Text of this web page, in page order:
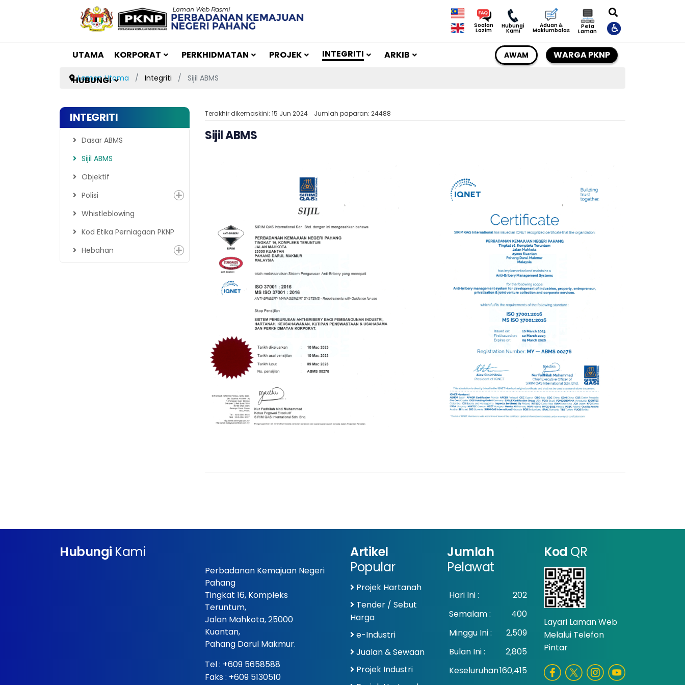
Soalan
Lazim
Hubungi
Kami
Aduan &
Maklumbalas
Peta
Laman
UTAMA KORPORAT PERKHIDMATAN PROJEK INTEGRITI ARKIB
HUBUNGI
AWAM WARGA PKNP
Laman Utama Integriti Sijil ABMS
INTEGRITI
Dasar ABMS
Sijil ABMS
Objektif
Polisi
Whistleblowing
Kod Etika Perniagaan PKNP
Hebahan
Terakhir dikemaskini: 15 Jun 2024 Jumlah paparan: 24488
Sijil ABMS
Hubungi Kami
Perbadanan Kemajuan Negeri
Pahang
Tingkat 16, Kompleks
Teruntum,
Jalan Mahkota, 25000
Kuantan,
Pahang Darul Makmur.
Tel : +609 5658588
Faks : +609 5130510
Artikel
Popular
Projek Hartanah
Tender / Sebut
Harga
e-Industri
Jualan & Sewaan
Projek Industri
Jumlah
Pelawat
Hari Ini :
202
Semalam :
400
Minggu Ini :
2,509
Bulan Ini :
2,805
Keseluruhan160,415
Kod QR
Layari Laman Web
Melalui Telefon
Pintar